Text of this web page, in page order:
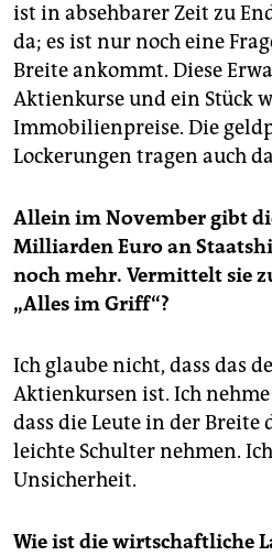
ist in absehbarer Zeit zu
da; es ist nur noch eine
Breite ankommt. Diese
Aktienkurse und ein Stück
Immobilienpreise. Die
Lockerungen tragen auch
Allein im November gibt
Milliarden Euro an
noch mehr. Vermittelt sie
„Alles im Griff“?
Ich glaube nicht, dass das
Aktienkursen ist. Ich
dass die Leute in der Breite
leichte Schulter nehmen.
Unsicherheit.
Wie ist die wirtschaftliche